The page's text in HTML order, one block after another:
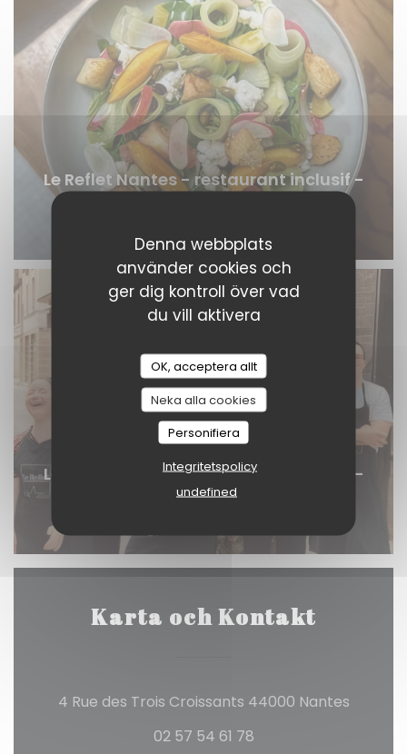
Denna webbplats
använder cookies och
ger dig kontroll över vad
du vill aktivera
OK, acceptera allt
Neka alla cookies
Personifiera
Integritetspolicy
undefined
Le Reflet Nantes - restaurant inclusif -
© @Amandine Perraud
Le Reflet Nantes - restaurant inclusif -
équipe
Karta och Kontakt
4 Rue des Trois Croissants 44000 Nantes
02 57 54 61 78